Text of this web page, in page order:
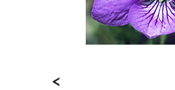
<